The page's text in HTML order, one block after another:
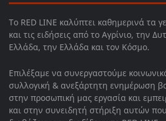
Το RED LINE καλύπτει καθημερινά τα
και τις ειδήσεις από το Αγρίνιο, την
Ελλάδα, την Ελλάδα και τον Κόσμο.
Επιλέξαμε να συνεργαστούμε
συλλογική & ανεξάρτητη ενημέρωση
στην προσωπική μας εργασία και
και στην συνειδητή στήριξη αυτών